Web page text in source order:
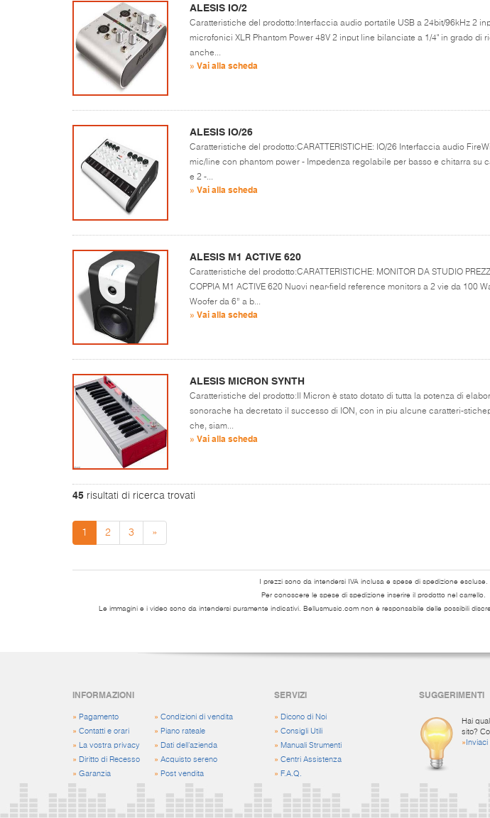
ALESIS IO/2
Caratteristiche del prodotto:Interfaccia audio portatile USB a 24bit/96kHz 2
microfonici XLR Phantom Power 48V 2 input line bilanciate a 1/4" in grado di
anche...
» Vai alla scheda
ALESIS IO/26
Caratteristiche del prodotto:CARATTERISTICHE: IO/26 Interfaccia audio
mic/line con phantom power - Impedenza regolabile per basso e chitarra su
e 2 -...
» Vai alla scheda
ALESIS M1 ACTIVE 620
Caratteristiche del prodotto:CARATTERISTICHE: MONITOR DA STUDIO
COPPIA M1 ACTIVE 620 Nuovi near-field reference monitors a 2 vie da 100
Woofer da 6” a b...
» Vai alla scheda
ALESIS MICRON SYNTH
Caratteristiche del prodotto:Il Micron è stato dotato di tutta la potenza di
sonorache ha decretato il successo di ION, con in piu alcune caratteri-
che, siam...
» Vai alla scheda
45 risultati di ricerca trovati
1 2 3 »
I prezzi sono da intendersi IVA inclusa e spese di spedizione escluse.
Per conoscere le spese di spedizione inserire il prodotto nel carrello.
Le immagini e i video sono da intendersi puramente indicativi. Bellusmusic.com non è responsabile delle possibili
INFORMAZIONI
» Pagamento
» Contatti e orari
»
La vostra privacy
» Diritto di Recesso
» Garanzia
» Condizioni di vendita
» Piano rateale
» Dati dell'azienda
» Acquisto sereno
» Post vendita
SERVIZI
» Dicono di Noi
»Consigli Utili
» Manuali Strumenti
»Centri Assistenza
» F.A.Q.
SUGGERIMENTI
Hai
sito?
»